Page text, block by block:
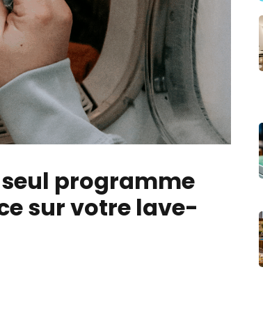
programme
sur votre lave-